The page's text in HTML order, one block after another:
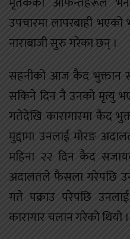
उपचारमा लापरबाही
नाराबाजी सुरु गरेका छन् ।
सहनीको आज कैद भुक्तान
सकिने दिन नै उनको मृत्यु
गतेदेखि कारागारमा कैद
मुद्दामा उनलाई मोरङ
महिना २२ दिन कैद
अदालतले फैसला गरेपछि
गते पक्राउ परेपछि
कारागार चलान गरेको थियो ।